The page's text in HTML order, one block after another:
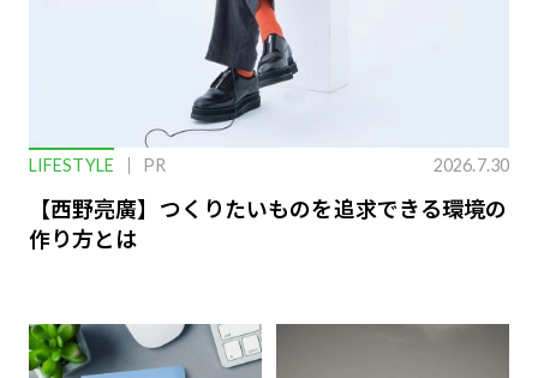
LIFESTYLE PR 2026.7.30
【西野亮廣】つくりたいものを追求できる環境の
作り方とは